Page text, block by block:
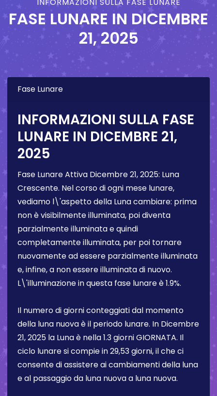
INFORMAZIONI SULLA FASE LUNARE
FASE LUNARE IN DICEMBRE
21, 2025
Fase Lunare
INFORMAZIONI SULLA FASE
LUNARE IN DICEMBRE 21,
2025
Fase Lunare Attiva Dicembre 21, 2025: Luna
Crescente. Nel corso di ogni mese lunare,
vediamo l\'aspetto della Luna cambiare: prima
non è visibilmente illuminata, poi diventa
parzialmente illuminata e quindi
completamente illuminata, per poi tornare
nuovamente ad essere parzialmente illuminata
e, infine, a non essere illuminata di nuovo.
L\'illuminazione in questa fase lunare è1.9%.
Il numero di giorni conteggiati dal momento
della luna nuova è il periodo lunare. In Dicembre
21, 2025 la Luna è nella1.3 giorniGIORNATA. Il
ciclo lunare si compie in 29,53 giorni, il che ci
consente di assistere ai cambiamenti della luna
e al passaggio da luna nuova a luna nuova.